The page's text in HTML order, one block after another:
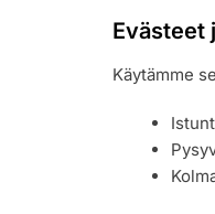
Evästeet
Käytämme